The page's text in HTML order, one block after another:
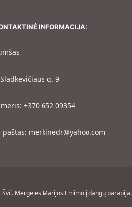
INFORMACIJA:
g. 9
+370 652 09354
paštas: merkinedr@yahoo.com
Mergelės Marijos Ėmimo į dangų parapija.